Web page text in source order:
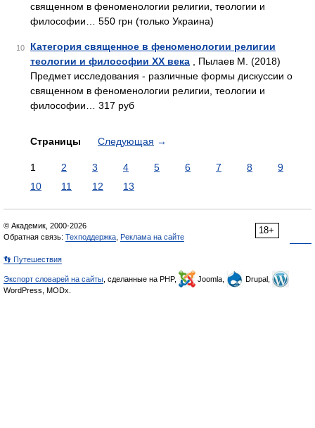
священном в феноменологии религии, теологии и
философии… 550 грн (только Украина)
10
Категория священное в феноменологии религии
теологии и философии XX века , Пылаев М. (2018)
Предмет исследования - различные формы дискуссии о
священном в феноменологии религии, теологии и
философии… 317 руб
Страницы Следующая →
1 2 3 4 5 6 7 8
9
10
11 12 13
18+
© Академик, 2000-2026
Обратная связь: Техподдержка Реклама на сайте
👣 Путешествия
Экспорт словарей на сайты , сделанные на PHP, Joomla,
Drupal,
WordPress, MODx.